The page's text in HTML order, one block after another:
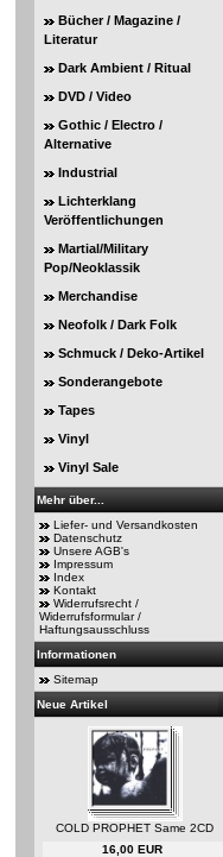
Bücher / Magazine /
Literatur
Dark Ambient / Ritual
DVD / Video
Gothic / Electro /
Alternative
Industrial
Lichterklang
Veröffentlichungen
Martial/Military
Pop/Neoklassik
Merchandise
Neofolk / Dark Folk
Schmuck / Deko-Artikel
Sonderangebote
Tapes
Vinyl
Vinyl Sale
Mehr über...
Liefer- und Versandkosten
Datenschutz
Unsere AGB's
Impressum
Index
Kontakt
Widerrufsrecht /
Widerrufsformular /
Haftungsausschluss
Informationen
Sitemap
Neue Artikel
COLD PROPHET Same 2CD
16,00 EUR